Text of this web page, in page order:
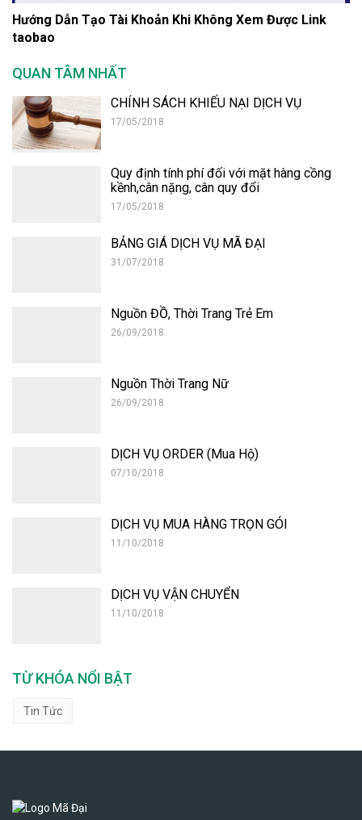
Hướng Dẫn Tạo Tài Khoản Khi Không Xem Được Link
taobao
QUAN TÂM NHẤT
CHÍNH SÁCH KHIẾU NẠI DỊCH VỤ
17/05/2018
Quy định tính phí đối với mặt hàng cồng
kềnh,cân nặng, cân quy đổi
17/05/2018
BẢNG GIÁ DỊCH VỤ MÃ ĐẠI
31/07/2018
Nguồn ĐỒ, Thời Trang Trẻ Em
26/09/2018
Nguồn Thời Trang Nữ
26/09/2018
DỊCH VỤ ORDER (Mua Hộ)
07/10/2018
DỊCH VỤ MUA HÀNG TRỌN GÓI
11/10/2018
DỊCH VỤ VẬN CHUYỂN
11/10/2018
TỪ KHÓA NỔI BẬT
Tin Tức